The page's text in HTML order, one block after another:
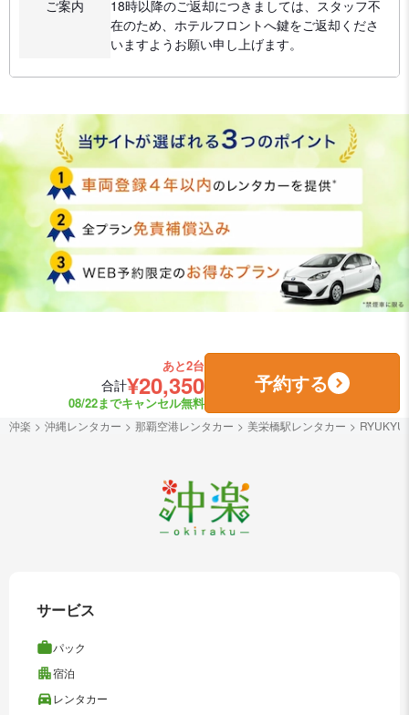
ご案内
18時以降のご返却につきましては、スタッフ不
在のため、ホテルフロントへ鍵をご返却くださ
いますようお願い申し上げます。
あと2台
合計¥20,350
08/22までキャンセル無料
予約する
沖楽 沖縄レンタカー 那覇空港レンタカー 美栄橋駅レンタカー
サービス
パック
宿泊
レンタカー